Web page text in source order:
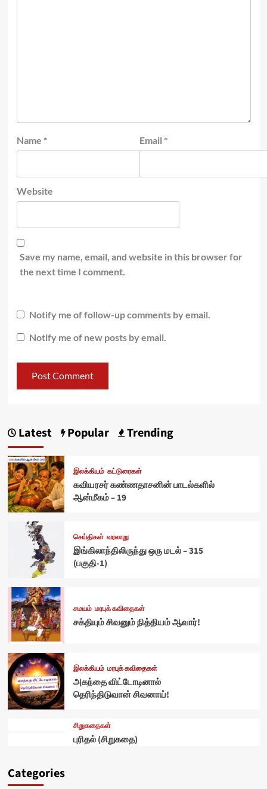
Name * Email *
Website
Save my name, email, and website in this browser for
the next time I comment.
Notify me of follow-up comments by email.
Notify me of new posts by email.
Latest Popular Trending
இலக்கியம் கட்டுரைகள்
கவியரசர் கண்ணதாசனின் பாடல்களில்
ஆன்மீகம் – 19
செய்திகள் வரலாறு
இங்கிலாந்திலிருந்து ஒரு மடல் – 315
(பகுதி-1)
சமயம் மரபுக் கவிதைகள்
சக்தியும் சிவனும் நித்தியம் ஆவார்!
இலக்கியம் மரபுக் கவிதைகள்
அகந்தை விட்டோடினால்
தெரிந்திடுவான் சிவனாய்!
சிறுகதைகள்
புரிதல் (சிறுகதை)
Categories